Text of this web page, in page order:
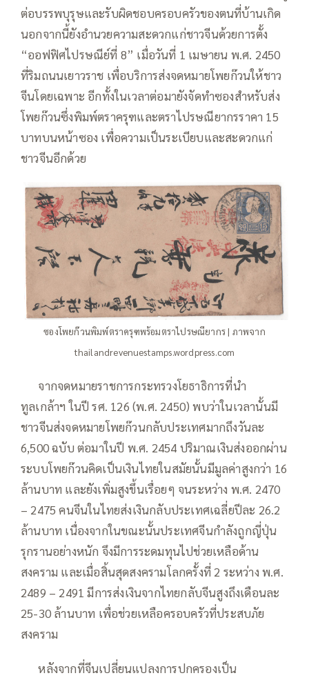
ต่อบรรพบุรุษและรับผิดชอบครอบครัวของตนที่บ้านเกิด
นอกจากนี้ยังอำนวยความสะดวกแก่ชาวจีนด้วยการตั้ง
“ออฟฟิศไปรษณีย์ที่ 8” เมื่อวันที่ 1 เมษายน พ.ศ. 2450
ที่ริมถนนเยาวราช เพื่อบริการส่งจดหมายโพยก๊วนให้ชาว
จีนโดยเฉพาะ อีกทั้งในเวลาต่อมายังจัดทำซองสำหรับส่ง
โพยก๊วนซึ่งพิมพ์ตราครุฑและตราไปรษณียากรราคา 15
บาทบนหน้าซอง เพื่อความเป็นระเบียบและสะดวกแก่
ชาวจีนอีกด้วย
ซองโพยก๊วนพิมพ์ตราครุฑพร้อมตราไปรษณียากร | ภาพจาก
thailandrevenuestamps.wordpress.com
จากจดหมายราชการกระทรวงโยธาธิการที่นำ
ทูลเกล้าฯ ในปี รศ. 126 (พ.ศ. 2450) พบว่าในเวลานั้นมี
ชาวจีนส่งจดหมายโพยก๊วนกลับประเทศมากถึงวันละ
6,500 ฉบับ ต่อมาในปี พ.ศ. 2454 ปริมาณเงินส่งออกผ่าน
ระบบโพยก๊วนคิดเป็นเงินไทยในสมัยนั้นมีมูลค่าสูงกว่า 16
ล้านบาท และยังเพิ่มสูงขึ้นเรื่อยๆ จนระหว่าง พ.ศ. 2470
– 2475 คนจีนในไทยส่งเงินกลับประเทศเฉลี่ยปีละ 26.2
ล้านบาท เนื่องจากในขณะนั้นประเทศจีนกำลังถูกญี่ปุ่น
รุกรานอย่างหนัก จึงมีการระดมทุนไปช่วยเหลือด้าน
สงคราม และเมื่อสิ้นสุดสงครามโลกครั้งที่ 2 ระหว่าง พ.ศ.
2489 – 2491 มีการส่งเงินจากไทยกลับจีนสูงถึงเดือนละ
25-30 ล้านบาท เพื่อช่วยเหลือครอบครัวที่ประสบภัย
สงคราม
—–หลังจากที่จีนเปลี่ยนแปลงการปกครองเป็น